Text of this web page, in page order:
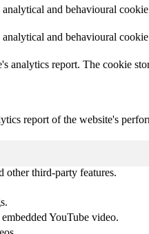
and behavioural
and behavioural
analytics report. The cookie
report of the website's
other third-party features.
YouTube video.